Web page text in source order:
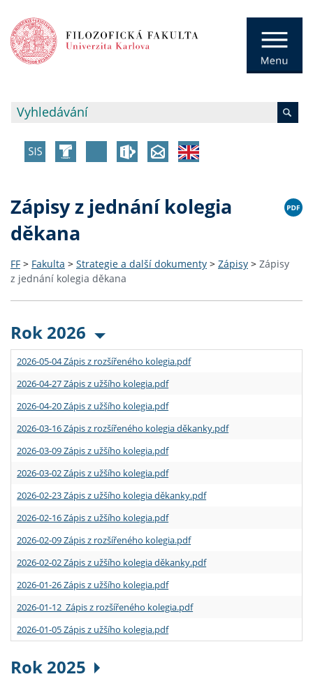
Zápisy z jednání kolegia
děkana
FF > Fakulta > Strategie a další dokumenty > Zápisy > Zápisy
z jednání kolegia děkana
Rok 2026
2026-05-04 Zápis z rozšířeného kolegia.pdf
2026-04-27 Zápis z užšího kolegia.pdf
2026-04-20 Zápis z užšího kolegia.pdf
2026-03-16 Zápis z rozšířeného kolegia děkanky.pdf
2026-03-09 Zápis z užšího kolegia.pdf
2026-03-02 Zápis z užšího kolegia.pdf
2026-02-23 Zápis z užšího kolegia děkanky.pdf
2026-02-16 Zápis z užšího kolegia.pdf
2026-02-09 Zápis z rozšířeného kolegia.pdf
2026-02-02 Zápis z užšího kolegia děkanky.pdf
2026-01-26 Zápis z užšího kolegia.pdf
2026-01-12 Zápis z rozšířeného kolegia.pdf
2026-01-05 Zápis z užšího kolegia.pdf
Rok 2025